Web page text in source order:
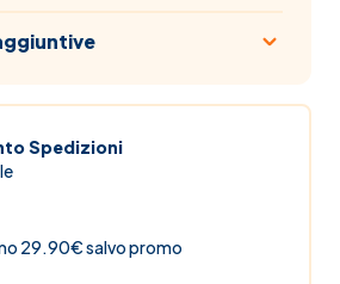
Spedizioni
29.90€ salvo promo